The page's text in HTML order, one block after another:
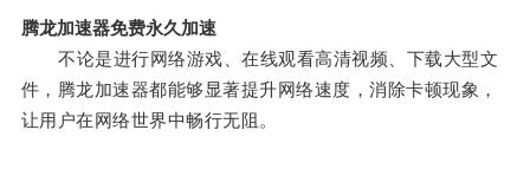
腾龙加速器免费永久加速
不论是进行网络游戏、在线观看高清视频、下载大型文
件，腾龙加速器都能够显著提升网络速度，消除卡顿现象，
让用户在网络世界中畅行无阻。